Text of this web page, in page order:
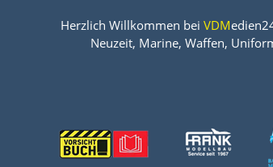
Herzlich Willkommen bei VDM
Neuzeit, Marine, Waffen,